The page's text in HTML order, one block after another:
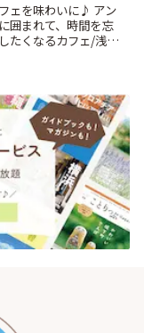
ェを味わいに♪ アン
囲まれて、時間を忘
たくなるカフェ/浅草